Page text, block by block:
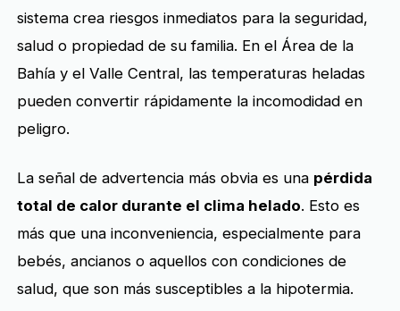
sistema crea riesgos inmediatos para la seguridad,
salud o propiedad de su familia. En el Área de la
Bahía y el Valle Central, las temperaturas heladas
pueden convertir rápidamente la incomodidad en
peligro.
La señal de advertencia más obvia es una pérdida
total de calor durante el clima helado. Esto es
más que una inconveniencia, especialmente para
bebés, ancianos o aquellos con condiciones de
salud, que son más susceptibles a la hipotermia.